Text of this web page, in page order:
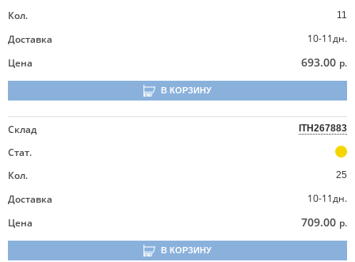
Кол.
11
Доставка
10-11дн.
Цена
693.00 р.
В КОРЗИНУ
Склад ITH267883
Стат.
Кол.
25
Доставка
10-11дн.
Цена
709.00 р.
В КОРЗИНУ